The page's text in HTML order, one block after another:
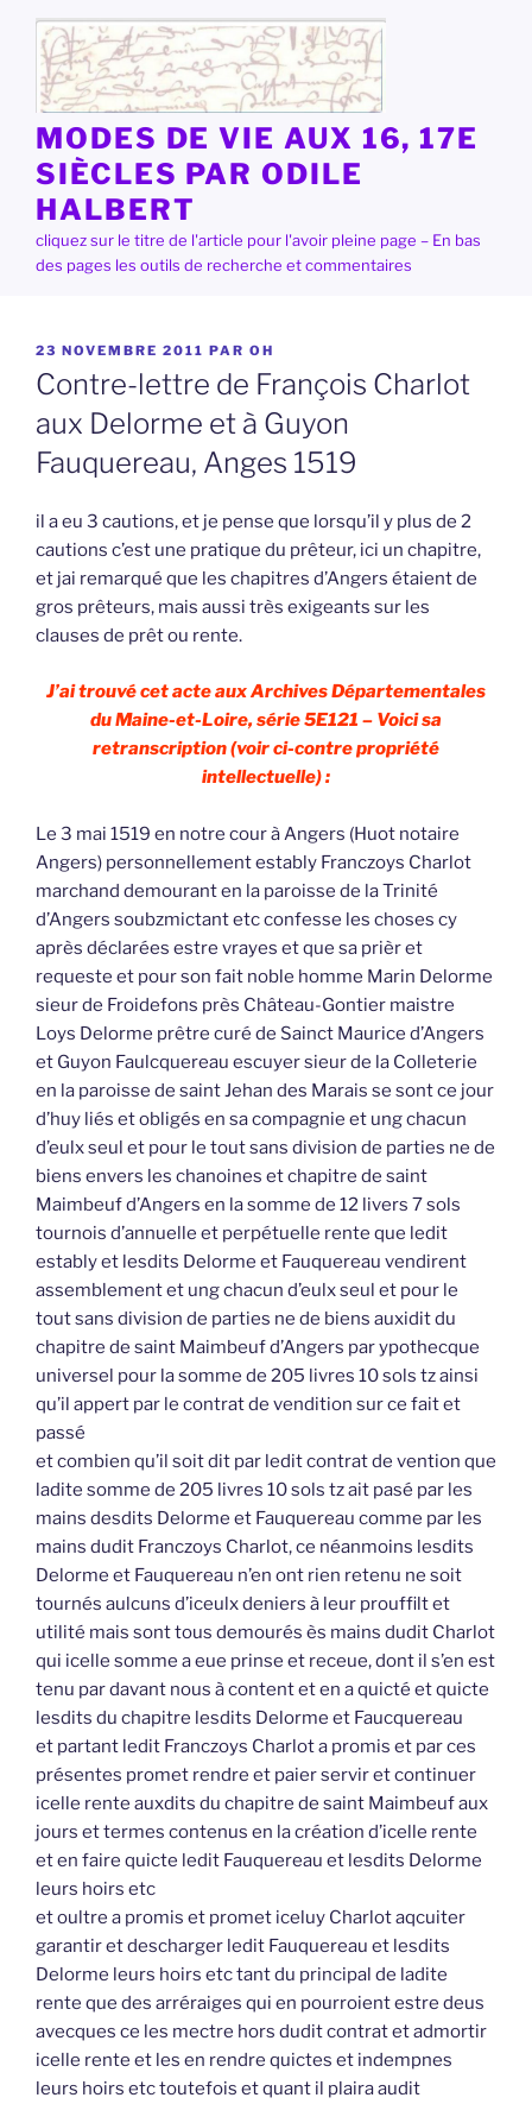
contenu
principal
MODES DE VIE AUX 16, 17E
SIÈCLES PAR ODILE
HALBERT
cliquez sur le titre de l'article pour l'avoir pleine page – En bas
des pages les outils de recherche et commentaires
PUBLIÉ
LE
23 NOVEMBRE 2011 PAR OH
Contre-lettre de François Charlot
aux Delorme et à Guyon
Fauquereau, Anges 1519
il a eu 3 cautions, et je pense que lorsqu’il y plus de 2
cautions c’est une pratique du prêteur, ici un chapitre,
et jai remarqué que les chapitres d’Angers étaient de
gros prêteurs, mais aussi très exigeants sur les
clauses de prêt ou rente.
J’ai trouvé cet acte aux Archives Départementales
du Maine-et-Loire, série 5E121 – Voici sa
retranscription (voir ci-contre propriété
intellectuelle) :
Le 3 mai 1519 en notre cour à Angers (Huot notaire
Angers) personnellement estably Franczoys Charlot
marchand demourant en la paroisse de la Trinité
d’Angers soubzmictant etc confesse les choses cy
après déclarées estre vrayes et que sa prièr et
requeste et pour son fait noble homme Marin Delorme
sieur de Froidefons près Château-Gontier maistre
Loys Delorme prêtre curé de Sainct Maurice d’Angers
et Guyon Faulcquereau escuyer sieur de la Colleterie
en la paroisse de saint Jehan des Marais se sont ce jour
d’huy liés et obligés en sa compagnie et ung chacun
d’eulx seul et pour le tout sans division de parties ne de
biens envers les chanoines et chapitre de saint
Maimbeuf d’Angers en la somme de 12 livers 7 sols
tournois d’annuelle et perpétuelle rente que ledit
estably et lesdits Delorme et Fauquereau vendirent
assemblement et ung chacun d’eulx seul et pour le
tout sans division de parties ne de biens auxidit du
chapitre de saint Maimbeuf d’Angers par ypothecque
universel pour la somme de 205 livres 10 sols tz ainsi
qu’il appert par le contrat de vendition sur ce fait et
passé
et combien qu’il soit dit par ledit contrat de vention que
ladite somme de 205 livres 10 sols tz ait pasé par les
mains desdits Delorme et Fauquereau comme par les
mains dudit Franczoys Charlot, ce néanmoins lesdits
Delorme et Fauquereau n’en ont rien retenu ne soit
tournés aulcuns d’iceulx deniers à leur prouffilt et
utilité mais sont tous demourés ès mains dudit Charlot
qui icelle somme a eue prinse et receue, dont il s’en est
tenu par davant nous à content et en a quicté et quicte
lesdits du chapitre lesdits Delorme et Faucquereau
et partant ledit Franczoys Charlot a promis et par ces
présentes promet rendre et paier servir et continuer
icelle rente auxdits du chapitre de saint Maimbeuf aux
jours et termes contenus en la création d’icelle rente
et en faire quicte ledit Fauquereau et lesdits Delorme
leurs hoirs etc
et oultre a promis et promet iceluy Charlot aqcuiter
garantir et descharger ledit Fauquereau et lesdits
Delorme leurs hoirs etc tant du principal de ladite
rente que des arréraiges qui en pourroient estre deus
avecques ce les mectre hors dudit contrat et admortir
icelle rente et les en rendre quictes et indempnes
leurs hoirs etc toutefois et quant il plaira audit